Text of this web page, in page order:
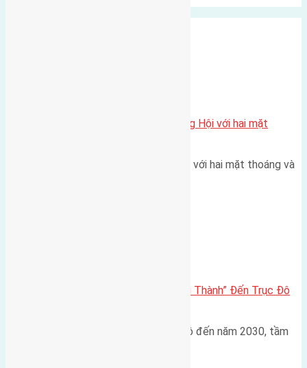
Một vị trí hiếm còn lại tại X1 Đông Hội với hai mặt
Một góc tái định cư X1 Đông Hội với hai mặt thoáng và
Đông Anh 2026: Từ “Huyện Ngoại Thành” Đến Trục Đô
Trong bối cảnh Quy hoạch Thủ đô đến năm 2030, tầm